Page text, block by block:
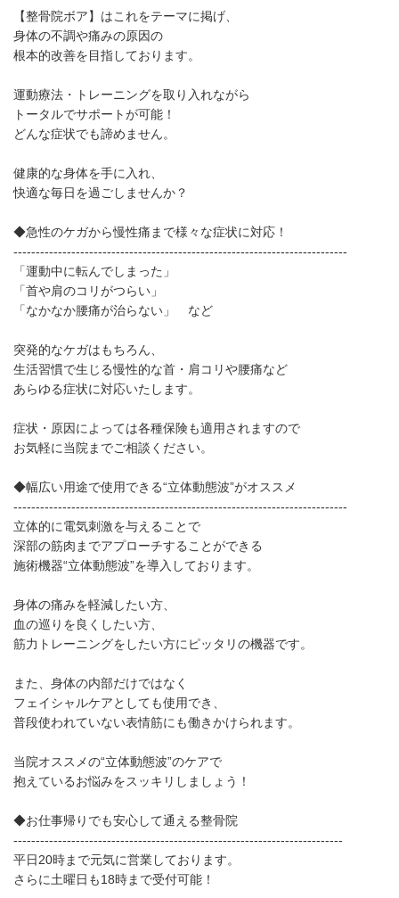
【整骨院ボア】はこれをテーマに掲げ、
身体の不調や痛みの原因の
根本的改善を目指しております。
運動療法・トレーニングを取り入れながら
トータルでサポートが可能！
どんな症状でも諦めません。
健康的な身体を手に入れ、
快適な毎日を過ごしませんか？
◆急性のケガから慢性痛まで様々な症状に対応！
---------------------------------------------------------------------------
「運動中に転んでしまった」
「首や肩のコリがつらい」
「なかなか腰痛が治らない」 など
突発的なケガはもちろん、
生活習慣で生じる慢性的な首・肩コリや腰痛など
あらゆる症状に対応いたします。
症状・原因によっては各種保険も適用されますので
お気軽に当院までご相談ください。
◆幅広い用途で使用できる“立体動態波”がオススメ
---------------------------------------------------------------------------
立体的に電気刺激を与えることで
深部の筋肉までアプローチすることができる
施術機器“立体動態波”を導入しております。
身体の痛みを軽減したい方、
血の巡りを良くしたい方、
筋力トレーニングをしたい方にピッタリの機器です。
また、身体の内部だけではなく
フェイシャルケアとしても使用でき、
普段使われていない表情筋にも働きかけられます。
当院オススメの“立体動態波”のケアで
抱えているお悩みをスッキリしましょう！
◆お仕事帰りでも安心して通える整骨院
--------------------------------------------------------------------------
平日20時まで元気に営業しております。
さらに土曜日も18時まで受付可能！